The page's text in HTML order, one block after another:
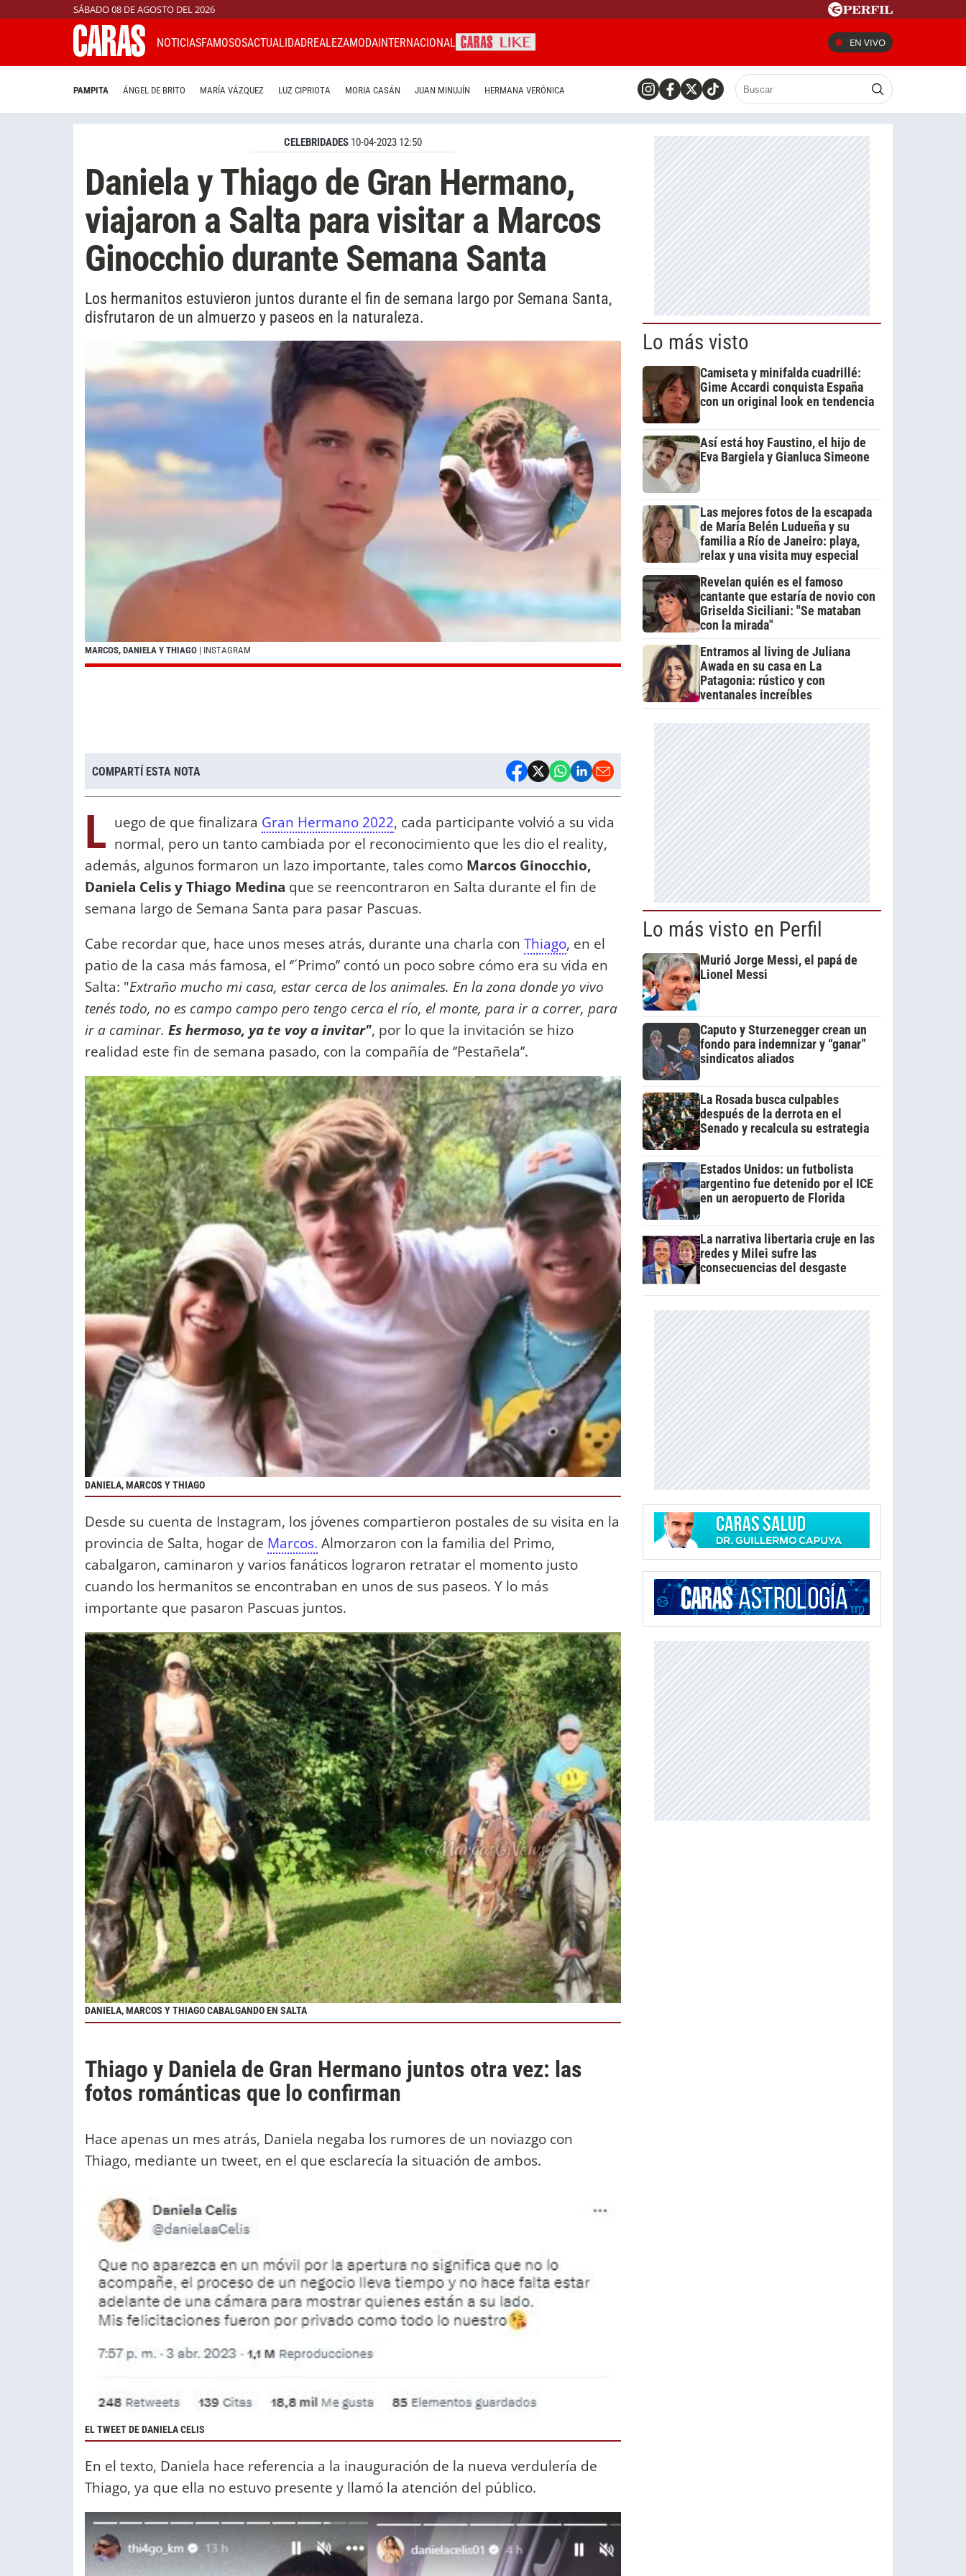
SÁBADO 08 DE AGOSTO DEL 2026
NOTICIASFAMOSOSACTUALIDADREALEZAMODAINTERNACIONAL EN VIVO
PAMPITA ÁNGEL DE BRITO MARÍA VÁZQUEZ LUZ CIPRIOTA MORIA CASÁN JUAN MINUJÍN HERMANA VERÓNICA
CELEBRIDADES 10-04-2023 12:50
Daniela y Thiago de Gran Hermano,
viajaron a Salta para visitar a Marcos
Ginocchio durante Semana Santa
Los hermanitos estuvieron juntos durante el fin de semana largo por Semana Santa,
disfrutaron de un almuerzo y paseos en la naturaleza.
MARCOS, DANIELA Y THIAGO | INSTAGRAM
COMPARTÍ ESTA NOTA
L uego de que finalizara Gran Hermano 2022, cada participante volvió a su vida
normal, pero un tanto cambiada por el reconocimiento que les dio el reality,
además, algunos formaron un lazo importante, tales como Marcos Ginocchio,
Daniela Celis y Thiago Medina que se reencontraron en Salta durante el fin de
semana largo de Semana Santa para pasar Pascuas.
Cabe recordar que, hace unos meses atrás, durante una charla con Thiago, en el
patio de la casa más famosa, el ‘’´Primo’’ contó un poco sobre cómo era su vida en
Salta: "Extraño mucho mi casa, estar cerca de los animales. En la zona donde yo vivo
tenés todo, no es campo campo pero tengo cerca el río, el monte, para ir a correr, para
ir a caminar. Es hermoso, ya te voy a invitar", por lo que la invitación se hizo
realidad este fin de semana pasado, con la compañía de ‘’Pestañela’’.
DANIELA, MARCOS Y THIAGO
Desde su cuenta de Instagram, los jóvenes compartieron postales de su visita en la
provincia de Salta, hogar de Marcos. Almorzaron con la familia del Primo,
cabalgaron, caminaron y varios fanáticos lograron retratar el momento justo
cuando los hermanitos se encontraban en unos de sus paseos. Y lo más
importante que pasaron Pascuas juntos.
DANIELA, MARCOS Y THIAGO CABALGANDO EN SALTA
Thiago y Daniela de Gran Hermano juntos otra vez: las
fotos románticas que lo confirman
Hace apenas un mes atrás, Daniela negaba los rumores de un noviazgo con
Thiago, mediante un tweet, en el que esclarecía la situación de ambos.
EL TWEET DE DANIELA CELIS
En el texto, Daniela hace referencia a la inauguración de la nueva verdulería de
Thiago, ya que ella no estuvo presente y llamó la atención del público.
Lo más visto
Camiseta y minifalda cuadrillé:
Gime Accardi conquista España
con un original look en tendencia
Así está hoy Faustino, el hijo de
Eva Bargiela y Gianluca Simeone
Las mejores fotos de la escapada
de María Belén Ludueña y su
familia a Río de Janeiro: playa,
relax y una visita muy especial
Revelan quién es el famoso
cantante que estaría de novio con
Griselda Siciliani: "Se mataban
con la mirada"
Entramos al living de Juliana
Awada en su casa en La
Patagonia: rústico y con
ventanales increíbles
Lo más visto en Perfil
Murió Jorge Messi, el papá de
Lionel Messi
Caputo y Sturzenegger crean un
fondo para indemnizar y “ganar”
sindicatos aliados
La Rosada busca culpables
después de la derrota en el
Senado y recalcula su estrategia
Estados Unidos: un futbolista
argentino fue detenido por el ICE
en un aeropuerto de Florida
La narrativa libertaria cruje en las
redes y Milei sufre las
consecuencias del desgaste